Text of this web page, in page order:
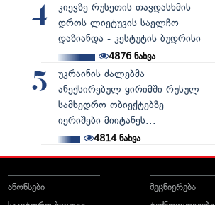
4
კიევზე რუსეთის თავდასხმის
დროს ლიეტუვის საელჩო
დაზიანდა - კესტუტის ბუდრისი
4876ნახვა
5
უკრაინის ძალებმა
ანექსირებულ ყირიმში რუსულ
სამხედრო ობიექტებზე
იერიშები მიიტანეს...
4814ნახვა
ანონსები
მეცნიერება